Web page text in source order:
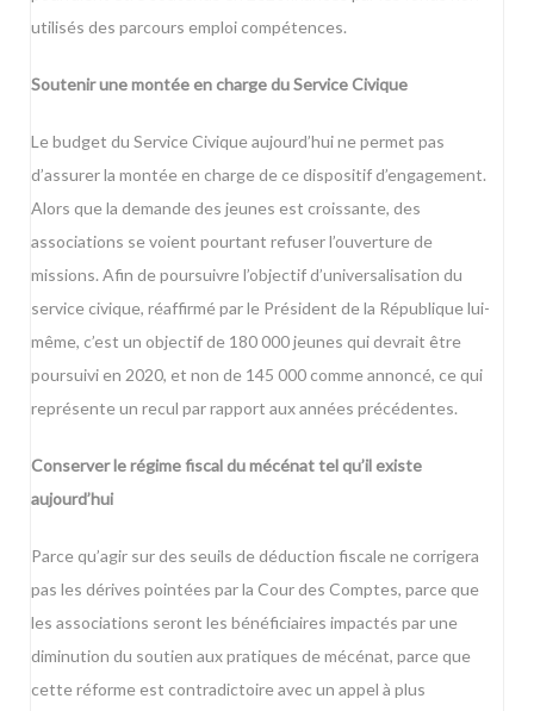
utilisés des parcours emploi compétences.
Soutenir une montée en charge du Service Civique
Le budget du Service Civique aujourd’hui ne permet pas
d’assurer la montée en charge de ce dispositif d’engagement.
Alors que la demande des jeunes est croissante, des
associations se voient pourtant refuser l’ouverture de
missions. Afin de poursuivre l’objectif d’universalisation du
service civique, réaffirmé par le Président de la République lui-
même, c’est un objectif de 180 000 jeunes qui devrait être
poursuivi en 2020, et non de 145 000 comme annoncé, ce qui
représente un recul par rapport aux années précédentes.
Conserver le régime fiscal du mécénat tel qu’il existe
aujourd’hui
Parce qu’agir sur des seuils de déduction fiscale ne corrigera
pas les dérives pointées par la Cour des Comptes, parce que
les associations seront les bénéficiaires impactés par une
diminution du soutien aux pratiques de mécénat, parce que
cette réforme est contradictoire avec un appel à plus